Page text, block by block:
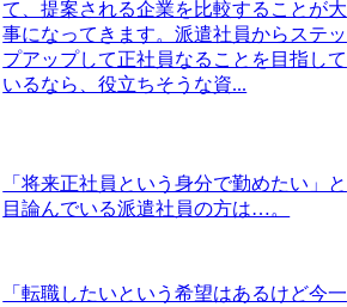
て、提案される企業を比較することが大
事になってきます。派遣社員からステッ
プアップして正社員なることを目指して
いるなら、役立ちそうな資...
「将来正社員という身分で勤めたい」と
目論んでいる派遣社員の方は…。
「転職したいという希望はあるけど今一